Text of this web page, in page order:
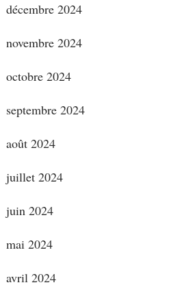
décembre 2024
novembre 2024
octobre 2024
septembre 2024
août 2024
juillet 2024
juin 2024
mai 2024
avril 2024